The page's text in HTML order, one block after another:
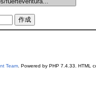
Team. Powered by PHP 7.4.33. HTML